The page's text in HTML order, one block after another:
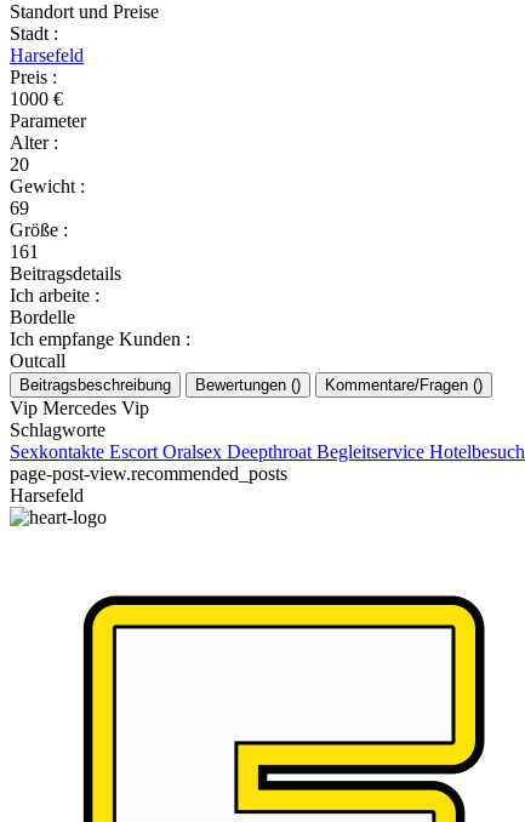
Standort und Preise
Stadt :
Harsefeld
Preis :
1000 €
Parameter
Alter :
20
Gewicht :
69
Größe :
161
Beitragsdetails
Ich arbeite :
Bordelle
Ich empfange Kunden :
Outcall
Beitragsbeschreibung Bewertungen () Kommentare/Fragen ()
Vip Mercedes Vip
Schlagworte
Sexkontakte Escort Oralsex Deepthroat Begleitservice Hotelbesuch
page-post-view.recommended_posts
Harsefeld